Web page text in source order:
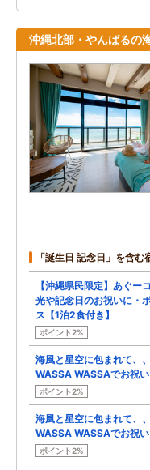
沖縄北部・やんばるの
「誕生日 記念日」を含む
【沖縄県民限定】あぐー
光や記念日のお祝いに・
ス【1泊2食付き】
ポイント2%
海風と星空に包まれて、
WASSA WASSAでお祝い
ポイント2%
海風と星空に包まれて、
WASSA WASSAでお祝い
ポイント2%